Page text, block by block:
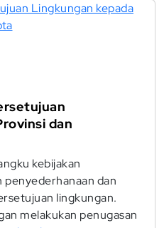
dan
kebijakan
penyederhanaan dan
lingkungan.
melakukan penugasan